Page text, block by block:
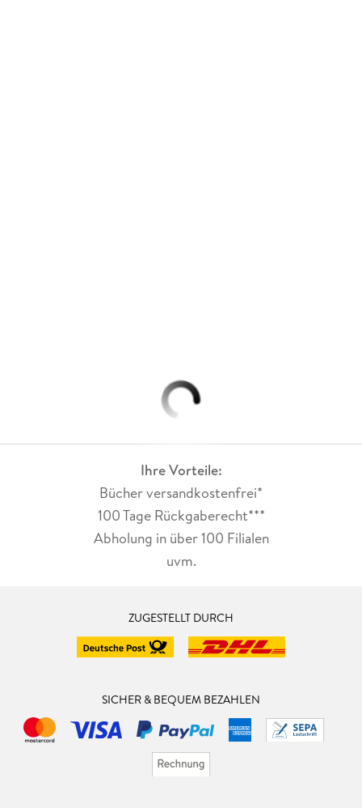
Ihre Vorteile:
Bücher versandkostenfrei*
100 Tage Rückgaberecht***
Abholung in über 100 Filialen
uvm.
ZUGESTELLT DURCH
SICHER & BEQUEM BEZAHLEN